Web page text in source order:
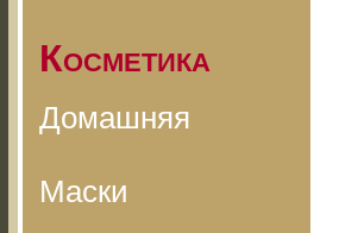
Косметика
Домашняя
Маски